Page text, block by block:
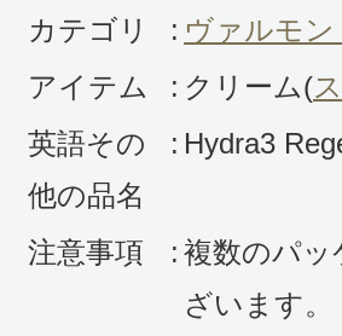
カテゴリ : ヴァルモ
アイテム
: クリーム(
英語その
他の品名
: Hydra3
注意事項 : 複数のパッ
ざいます。